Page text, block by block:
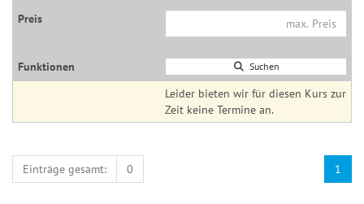
Suchen
Leider bieten wir für diesen Kurs zur
Zeit keine Termine an.
1
Einträge gesamt: 0